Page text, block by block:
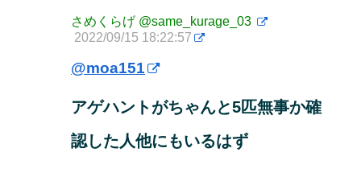
さめくらげ @same_kurage_03
2022/09/15 18:22:57
@moa151
アゲハントがちゃんと5匹無事か確
認した人他にもいるはず